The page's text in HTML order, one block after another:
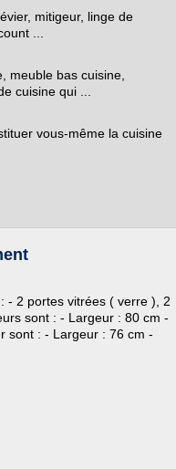
mitigeur, linge de
...
meuble bas cuisine,
cuisine qui ...
vous-même la cuisine
- 2 portes vitrées ( verre ), 2
sont : - Largeur : 80 cm -
sont : - Largeur : 76 cm -